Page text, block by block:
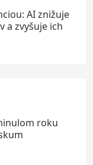
AI znižuje
a zvyšuje ich
roku